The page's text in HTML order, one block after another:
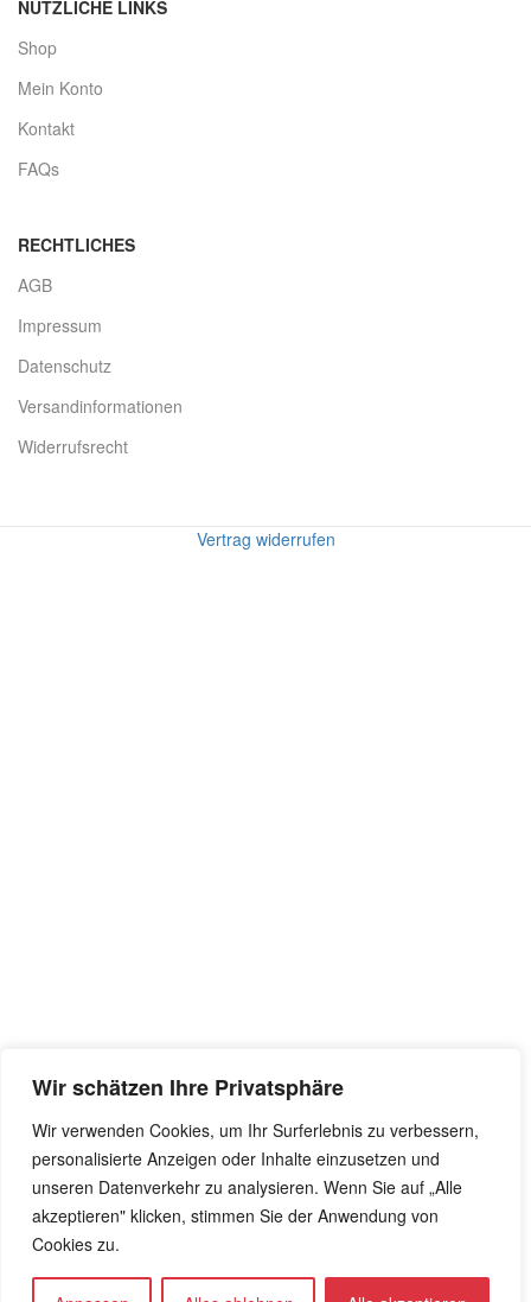
Wir schätzen Ihre Privatsphäre
Wir verwenden Cookies, um Ihr Surferlebnis zu verbessern,
personalisierte Anzeigen oder Inhalte einzusetzen und
unseren Datenverkehr zu analysieren. Wenn Sie auf „Alle
akzeptieren" klicken, stimmen Sie der Anwendung von
Cookies zu.
NÜTZLICHE LINKS
Shop
Mein Konto
Kontakt
FAQs
RECHTLICHES
AGB
Impressum
Datenschutz
Versandinformationen
Widerrufsrecht
Vertrag widerrufen